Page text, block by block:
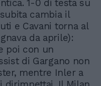
1-0 di testa su
cambia il
e Cavani torna al
da aprile):
poi con un
di Gargano non
mentre Inler a